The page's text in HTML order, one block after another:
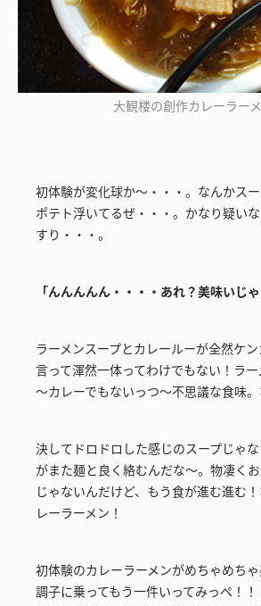
大観楼の創作カレーラーメ
初体験が変化球か～・・・。なんかス
ポテト浮いてるぜ・・・。かなり疑い
すり・・・。
「んんんんん・・・・あれ？美味いじゃ
ラーメンスープとカレールーが全然ケ
言って渾然一体ってわけでもない！ラ
～カレーでもないっつ～不思議な食味。
決してドロドロした感じのスープじゃ
がまた麺と良く絡むんだな～。物凄く
じゃないんだけど、もう食が進む進む
レーラーメン！
初体験のカレーラーメンがめちゃめちゃ
調子に乗ってもう一件いってみっぺ！